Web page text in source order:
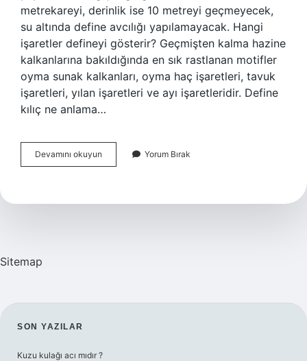
metrekareyi, derinlik ise 10 metreyi geçmeyecek,
su altında define avcılığı yapılamayacak. Hangi
işaretler defineyi gösterir? Geçmişten kalma hazine
kalkanlarına bakıldığında en sık rastlanan motifler
oyma sunak kalkanları, oyma haç işaretleri, tavuk
işaretleri, yılan işaretleri ve ayı işaretleridir. Define
kılıç ne anlama…
Devamını okuyun
Kül
Gelir
Yorum Bırak
Sitemap
SIDEBAR
SON YAZILAR
Kuzu kulağı acı mıdır ?